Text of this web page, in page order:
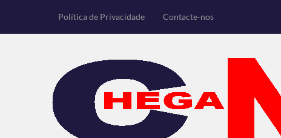
Política de Privacidade Contacte-nos